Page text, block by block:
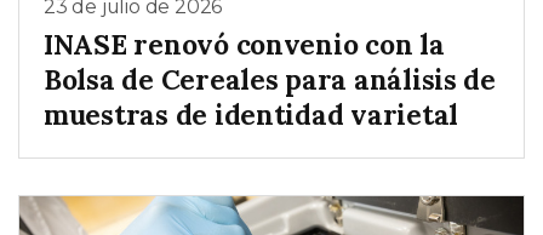
23 de julio de 2026
INASE renovó convenio con la
Bolsa de Cereales para análisis de
muestras de identidad varietal